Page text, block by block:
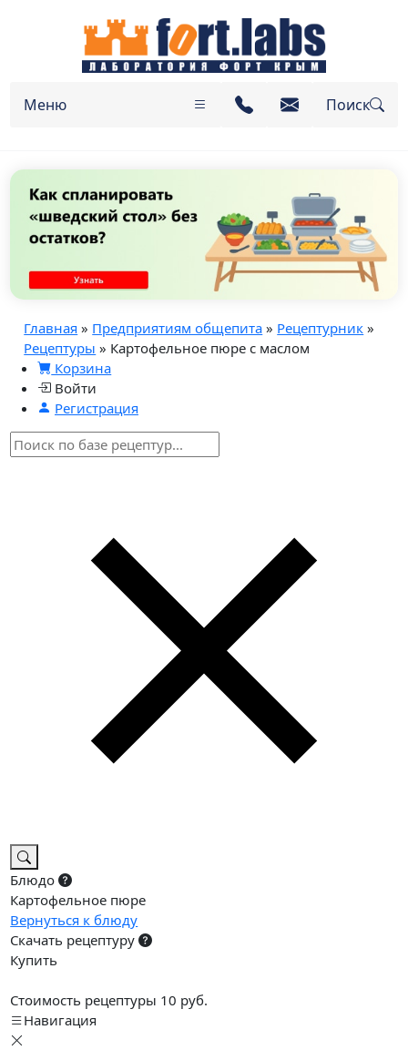
Меню Поиск
Главная » Предприятиям общепита » Рецептурник »
Рецептуры » Картофельное пюре с маслом
Корзина
Войти
Регистрация
Блюдо
Картофельное пюре
Вернуться к блюду
Скачать рецептуру
Купить
Стоимость рецептуры 10 руб.
Навигация